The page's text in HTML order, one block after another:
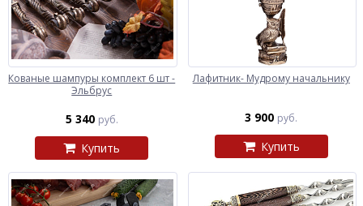
Кованые шампуры комплект 6 шт -
Эльбрус
5 340 руб.
Купить
Лафитник- Мудрому начальнику
3 900 руб.
Купить